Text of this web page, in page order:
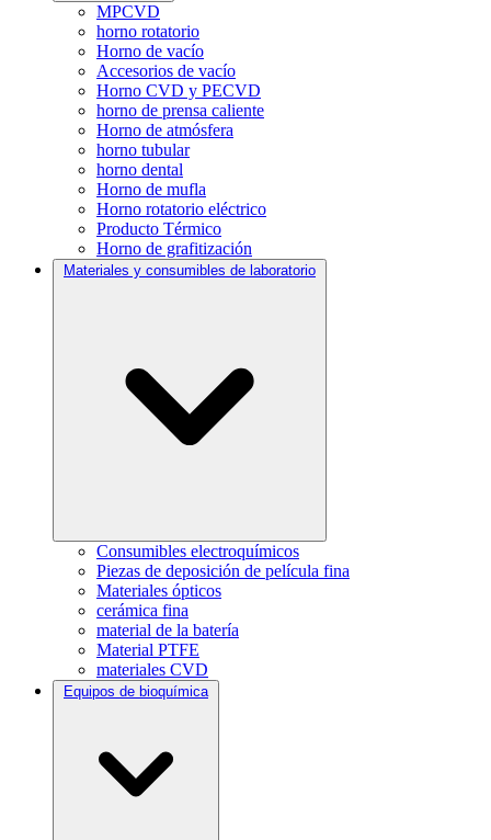
MPCVD
horno rotatorio
Horno de vacío
Accesorios de vacío
Horno CVD y PECVD
horno de prensa caliente
Horno de atmósfera
horno tubular
horno dental
Horno de mufla
Horno rotatorio eléctrico
Producto Térmico
Horno de grafitización
Materiales y consumibles de laboratorio
Consumibles electroquímicos
Piezas de deposición de película fina
Materiales ópticos
cerámica fina
material de la batería
Material PTFE
materiales CVD
Equipos de bioquímica